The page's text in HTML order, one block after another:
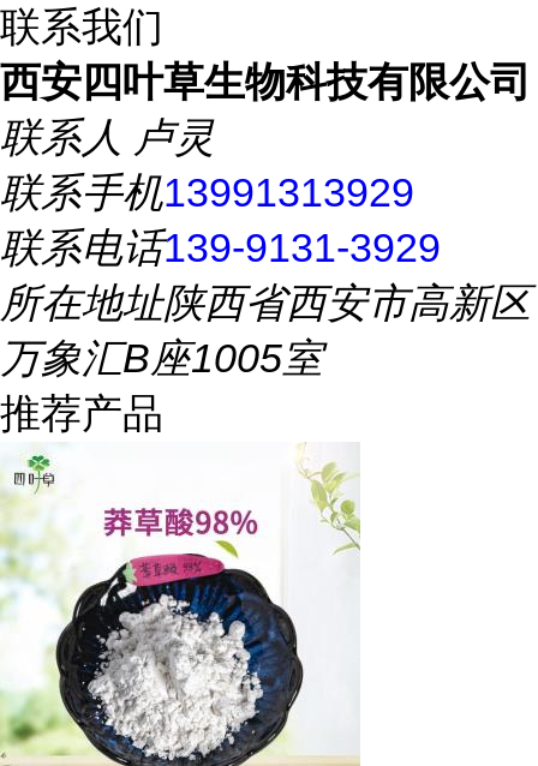
联系我们
西安四叶草生物科技有限公司
联系人 卢灵
联系手机13991313929
联系电话139-9131-3929
所在地址陕西省西安市高新区
万象汇B座1005室
推荐产品